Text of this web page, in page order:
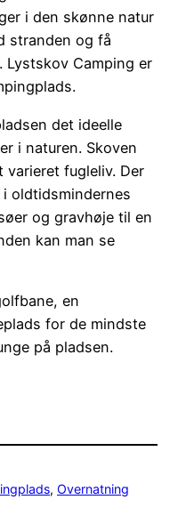
i den skønne natur
stranden og få
Lystskov Camping er
det ideelle
i naturen. Skoven
varieret fugleliv. Der
oldtidsmindernes
og gravhøje til en
kan man se
en
for de mindste
på pladsen.
, Overnatning